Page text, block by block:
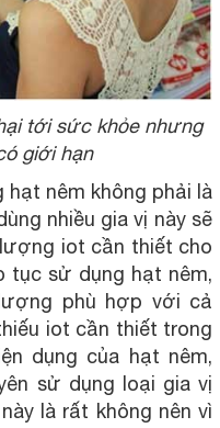
tới sức khỏe nhưng
giới hạn
hạt nêm không phải là
nhiều gia vị này sẽ
iot cần thiết cho
tục sử dụng hạt nêm,
phù hợp với cả
iot cần thiết trong
dụng của hạt nêm,
sử dụng loại gia vị
là rất không nên vì